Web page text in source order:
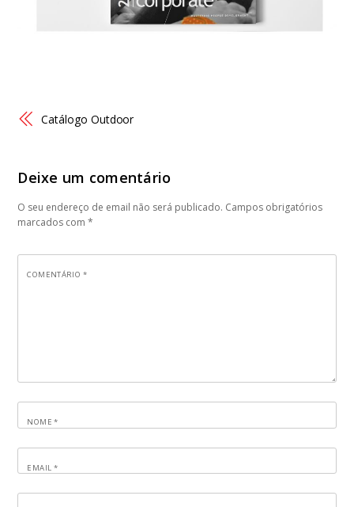
Catálogo Outdoor
Deixe um comentário
O seu endereço de email não será publicado. Campos obrigatórios
marcados com*
COMENTÁRIO *
NOME*
EMAIL *